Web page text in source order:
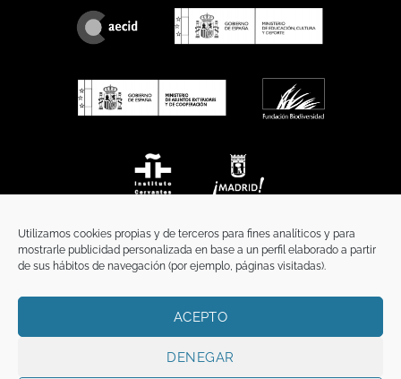
Utilizamos cookies propias y de terceros para fines analíticos y para
mostrarle publicidad personalizada en base a un perfil elaborado a partir
de sus hábitos de navegación (por ejemplo, páginas visitadas).
ACEPTO
DENEGAR
TÉRMINOS Y CONDICIONES